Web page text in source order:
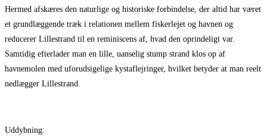
Hermed afskæres den naturlige og historiske forbindelse, der altid har været
et grundlæggende træk i relationen mellem fiskerlejet og havnen og
reducerer Lillestrand til en reminiscens af, hvad den oprindeligt var.
Samtidig efterlader man en lille, uanselig stump strand klos op af
havnemolen med uforudsigelige kystaflejringer, hvilket betyder at man reelt
nedlægger Lillestrand.
Uddybning: